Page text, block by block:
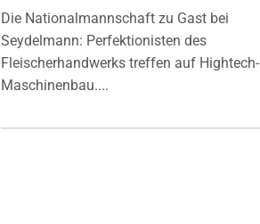
Die Nationalmannschaft zu Gast bei
Seydelmann: Perfektionisten des
Fleischerhandwerks treffen auf Hightech-
Maschinenbau....